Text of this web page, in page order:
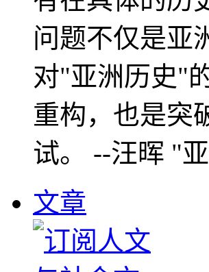
问题不仅是亚
对"亚洲历史"
重构，也是突
试。 --汪晖 "
文章